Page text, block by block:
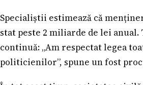
Specialiștii estimează că
stat peste 2 miliarde de lei
continuă: „Am respectat legea
politicienilor”, spune un fost